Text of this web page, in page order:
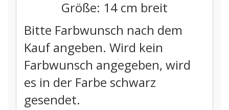
Größe: 14 cm breit
Bitte Farbwunsch nach dem
Kauf angeben. Wird kein
Farbwunsch angegeben, wird
es in der Farbe schwarz
gesendet.